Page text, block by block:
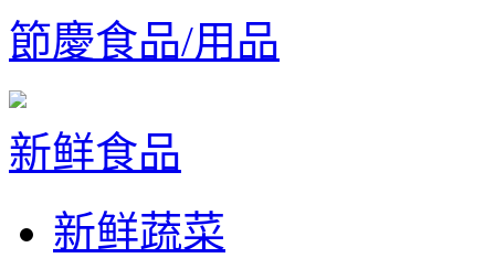
節慶食品/用品
新鲜食品
新鲜蔬菜